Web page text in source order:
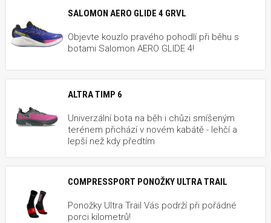
SALOMON AERO GLIDE 4 GRVL
Objevte kouzlo pravého pohodlí při běhu s
botami Salomon AERO GLIDE 4!
ALTRA TIMP 6
Univerzální bota na běh i chůzi smíšeným
terénem přichází v novém kabátě - lehčí a
lepší než kdy předtím
COMPRESSPORT PONOŽKY ULTRA TRAIL
Ponožky Ultra Trail Vás podrží při pořádné
porci kilometrů!